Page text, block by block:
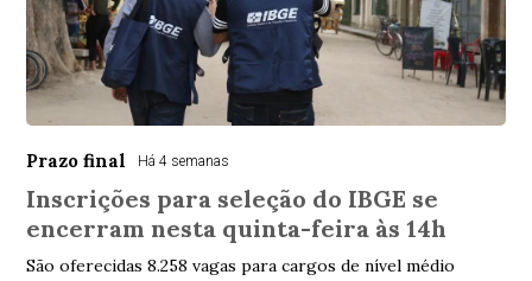
Prazo final Há 4 semanas
Inscrições para seleção do IBGE se
encerram nesta quinta-feira às 14h
São oferecidas 8.258 vagas para cargos de nível médio